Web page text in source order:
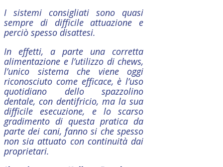
I sistemi consigliati sono quasi
sempre di difficile attuazione e
perciò spesso disattesi.
In effetti, a parte una corretta
alimentazione e l’utilizzo di chews,
l’unico sistema che viene oggi
riconosciuto come efficace, è l’uso
quotidiano dello spazzolino
dentale, con dentifricio, ma la sua
difficile esecuzione, e lo scarso
gradimento di questa pratica da
parte dei cani, fanno si che spesso
non sia attuato con continuità dai
proprietari.